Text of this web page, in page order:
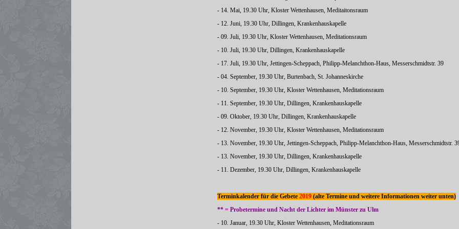
- 14. Mai, 19.30 Uhr, Kloster Wettenhausen, Meditaitonsraum
- 12. Juni, 19.30 Uhr, Dillingen, Krankenhauskapelle
- 09. Juli, 19.30 Uhr, Kloster Wettenhausen, Meditationsraum
- 10. Juli, 19.30 Uhr, Dillingen, Krankenhauskapelle
- 17. Juli, 19.30 Uhr, Jettingen-Scheppach, Philipp-Melanchthon-Haus, Messerschmidtstr. 39
- 04. September, 19.30 Uhr, Burtenbach, St. Johanneskirche
- 10. September, 19.30 Uhr, Kloster Wettenhausen, Meditationsraum
- 11. September, 19.30 Uhr, Dillingen, Krankenhauskapelle
- 09. Oktober, 19.30 Uhr, Dillingen, Krankenhauskapelle
- 12. November, 19.30 Uhr, Kloster Wettenhausen, Meditationsraum
- 13. November, 19.30 Uhr, Jettingen-Scheppach, Philipp-Melanchthon-Haus, Messerschmidtstr.
- 13. November, 19.30 Uhr, Dillingen, Krankenhauskapelle
- 11. Dezember, 19.30 Uhr, Dillingen, Krankenhauskapelle
Terminkalender für die Gebete 2019 (alte Termine und weitere Informationen weiter unten)
** = Probetermine und Nacht der Lichter im Münster zu Ulm
- 10. Januar, 19.30 Uhr, Kloster Wettenhausen, Meditationsraum